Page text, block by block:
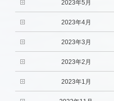
2023年5月
2023年4月
2023年3月
2023年2月
2023年1月